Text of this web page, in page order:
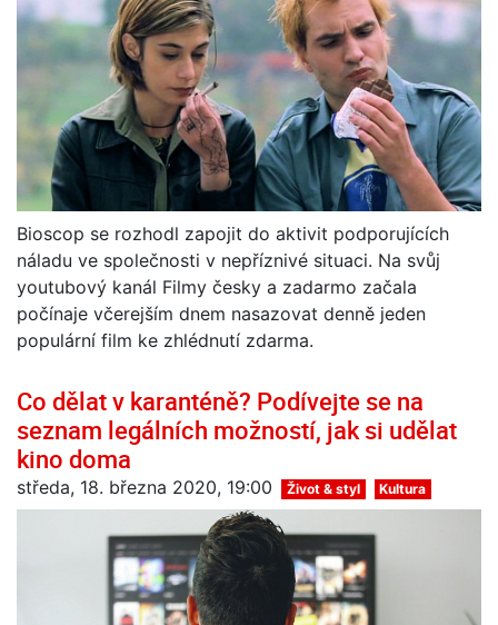
Bioscop se rozhodl zapojit do aktivit podporujících
náladu ve společnosti v nepříznivé situaci. Na svůj
youtubový kanál Filmy česky a zadarmo začala
počínaje včerejším dnem nasazovat denně jeden
populární film ke zhlédnutí zdarma.
Co dělat v karanténě? Podívejte se na
seznam legálních možností, jak si udělat
kino doma
středa, 18. března 2020, 19:00 Život & styl Kultura